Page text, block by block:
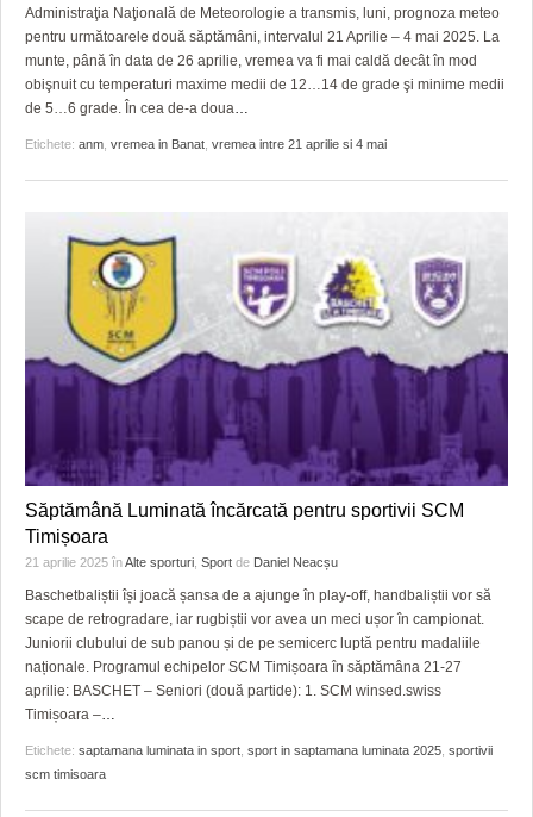
GRĂDINA TAICII DOMNULUI
ZIARISTU’ DE TERASĂ
CU OIŞTEA-N KIERKEGAARD
FINANŢĂRI DE LA A LA Z
CRONICĂ DE FILM
UNDE MERGEM
FILME DOCUMENTARE
CLIPURI VIDEO
ACCIDENTE
ANUNŢURI
INFO SI UTILE
CULTURA
JUSTITIE
FILME DOCUMENTARE
CLIPURI VIDEO
JOCURI ONLINE
DIVERSE
HARTA TIMIŞOAREI
LICEE, ŞCOLI ŞI GRĂDINIŢE DIN TIMIŞ
PRIMĂRIILE DIN TIMIŞ
SFATUL MEDICULUI
Administraţia Naţională de Meteorologie a transmis, luni, prognoza meteo
pentru următoarele două săptămâni, intervalul 21 Aprilie – 4 mai 2025. La
munte, până în data de 26 aprilie, vremea va fi mai caldă decât în mod
obişnuit cu temperaturi maxime medii de 12…14 de grade şi minime medii
de 5…6 grade. În cea de-a doua…
Etichete: anm vremea in Banat vremea intre 21 aprilie si 4 mai
Săptămână Luminată încărcată pentru sportivii SCM
Timișoara
21 aprilie 2025 înAlte sporturi Sport de Daniel Neacșu
Baschetbaliștii își joacă șansa de a ajunge în play-off, handbaliștii vor să
scape de retrogradare, iar rugbiștii vor avea un meci ușor în campionat.
Juniorii clubului de sub panou și de pe semicerc luptă pentru madaliile
naționale. Programul echipelor SCM Timișoara în săptămâna 21-27
aprilie: BASCHET – Seniori (două partide): 1. SCM winsed.swiss
Timișoara –…
Etichete: saptamana luminata in sport sport in saptamana luminata 2025 sportivii
scm timisoara